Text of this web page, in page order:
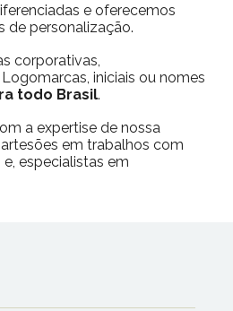
e oferecemos
de personalização.
corporativas,
iniciais ou nomes
todo Brasil.
a expertise de nossa
em trabalhos com
especialistas em